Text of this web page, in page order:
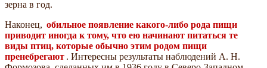
зерна в год.
Наконец, обильное появление какого-либо рода пищи
приводит иногда к тому, что ею начинают питаться те
виды птиц, которые обычно этим родом пищи
пренебрегают . Интересны результаты наблюдений А. Н.